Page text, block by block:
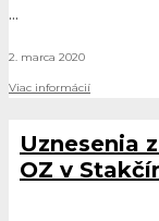
...
2. marca 2020
Viac informácií
Uznesenia
OZ v